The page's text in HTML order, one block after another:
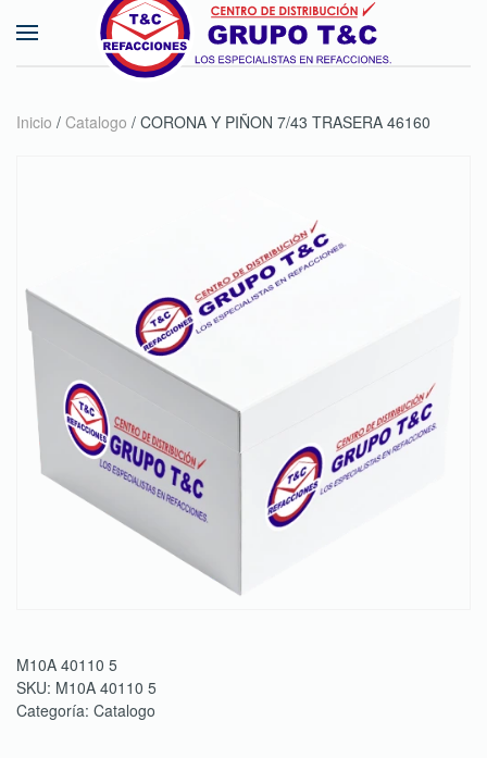
Skip to main content
Inicio / Catalogo / CORONA Y PIÑON 7/43 TRASERA 46160
M10A 40110 5
SKU: M10A 40110 5
Categoría: Catalogo